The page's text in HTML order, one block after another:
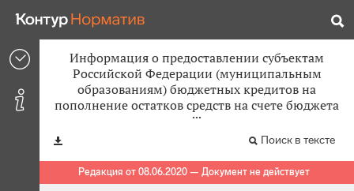
Информация о предоставлении субъектам
Российской Федерации (муниципальным
образованиям) бюджетных кредитов на
пополнение остатков средств на счете бюджета
Поиск в тексте
Редакция от 08.06.2020 — Документ не действует